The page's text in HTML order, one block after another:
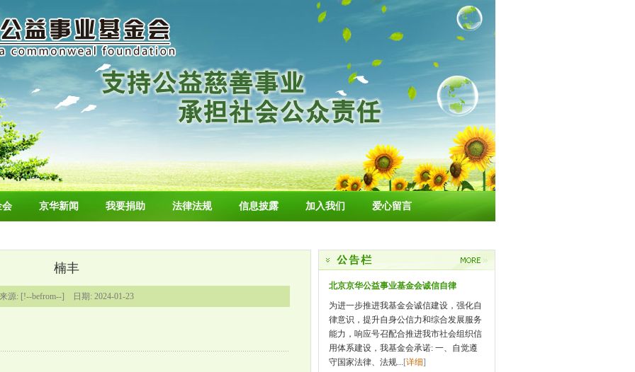
会 京华新闻 我要捐助 法律法规 信息披露 加入我们 爱心留言
楠丰
来源: [!--befrom--] 日期: 2024-01-23
北京京华公益事业基金会诚信自律
为进一步推进我基金会诚信建设，强化自
律意识，提升自身公信力和综合发展服务
能力，响应号召配合推进我市社会组织信
用体系建设，我基金会承诺: 一、自觉遵
守国家法律、法规... [详细]